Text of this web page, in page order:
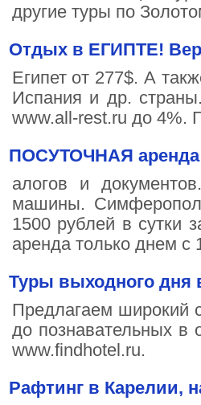
другие туры по
Отдых в ЕГИПТЕ!
Египет от 277$. А
Испания и др.
www.all-rest.ru до
ПОСУТОЧНАЯ аренда
алогов и
машины.
1500 рублей в сутки
аренда только днем
Туры выходного дня
Предлагаем широкий
до познавательных в
www.findhotel.ru.
Рафтинг в Карелии,